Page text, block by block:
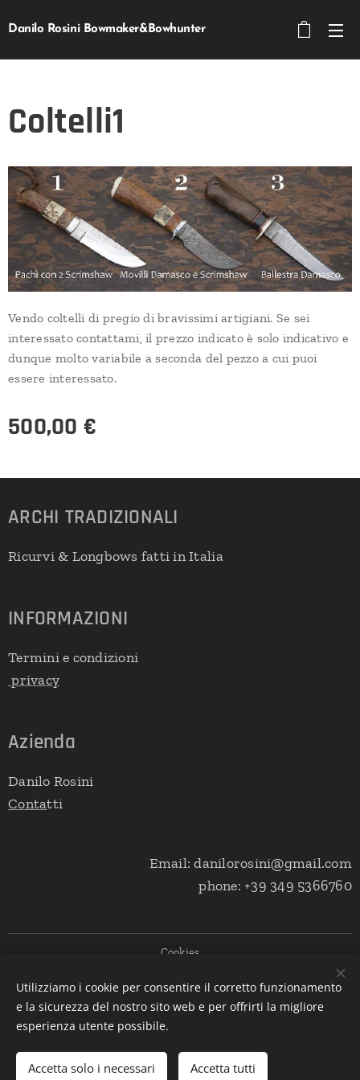
Danilo Rosini Bowmaker&Bowhunter
Coltelli1
Vendo coltelli di pregio di bravissimi artigiani. Se sei
interessato contattami, il prezzo indicato è solo indicativo e
dunque molto variabile a seconda del pezzo a cui puoi
essere interessato.
500,00 €
Aggiungi al carrello
ARCHI TRADIZIONALI
Ricurvi & Longbows fatti in Italia
INFORMAZIONI
Termini e condizioni
privacy
Azienda
Danilo Rosini
Contatti
Email: danilorosini@gmail.com
phone: +39 349 5366760
Cookies
Lingue
Italiano
English
Utilizziamo i cookie per consentire il corretto funzionamento
e la sicurezza del nostro sito web e per offrirti la migliore
esperienza utente possibile.
Accetta solo i necessari Accetta tutti